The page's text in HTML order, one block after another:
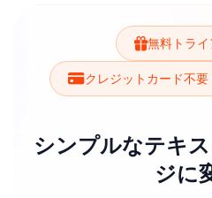
無料トライ
クレジットカード不要
シンプルなテキ
ジに